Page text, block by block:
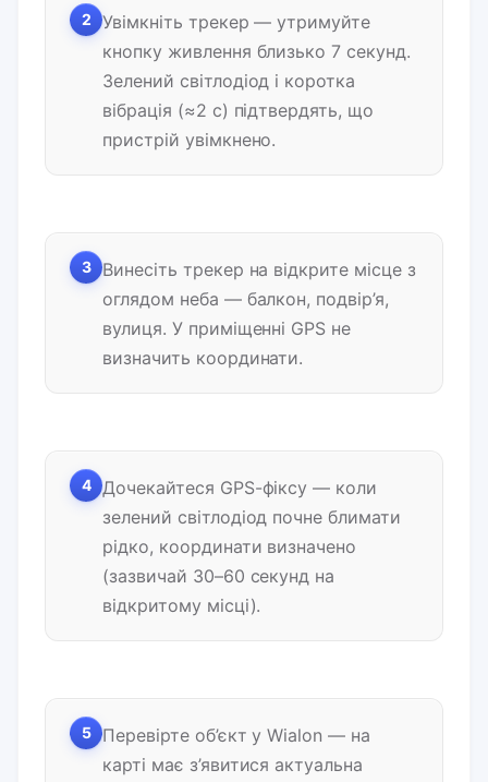
2
Увімкніть трекер — утримуйте
кнопку живлення близько 7 секунд.
Зелений світлодіод і коротка
вібрація (≈2 с) підтвердять, що
пристрій увімкнено.
3
Винесіть трекер на відкрите місце з
оглядом неба — балкон, подвір’я,
вулиця. У приміщенні GPS не
визначить координати.
4
Дочекайтеся GPS-фіксу — коли
зелений світлодіод почне блимати
рідко, координати визначено
(зазвичай 30–60 секунд на
відкритому місці).
5
Перевірте об’єкт у Wialon — на
карті має з’явитися актуальна